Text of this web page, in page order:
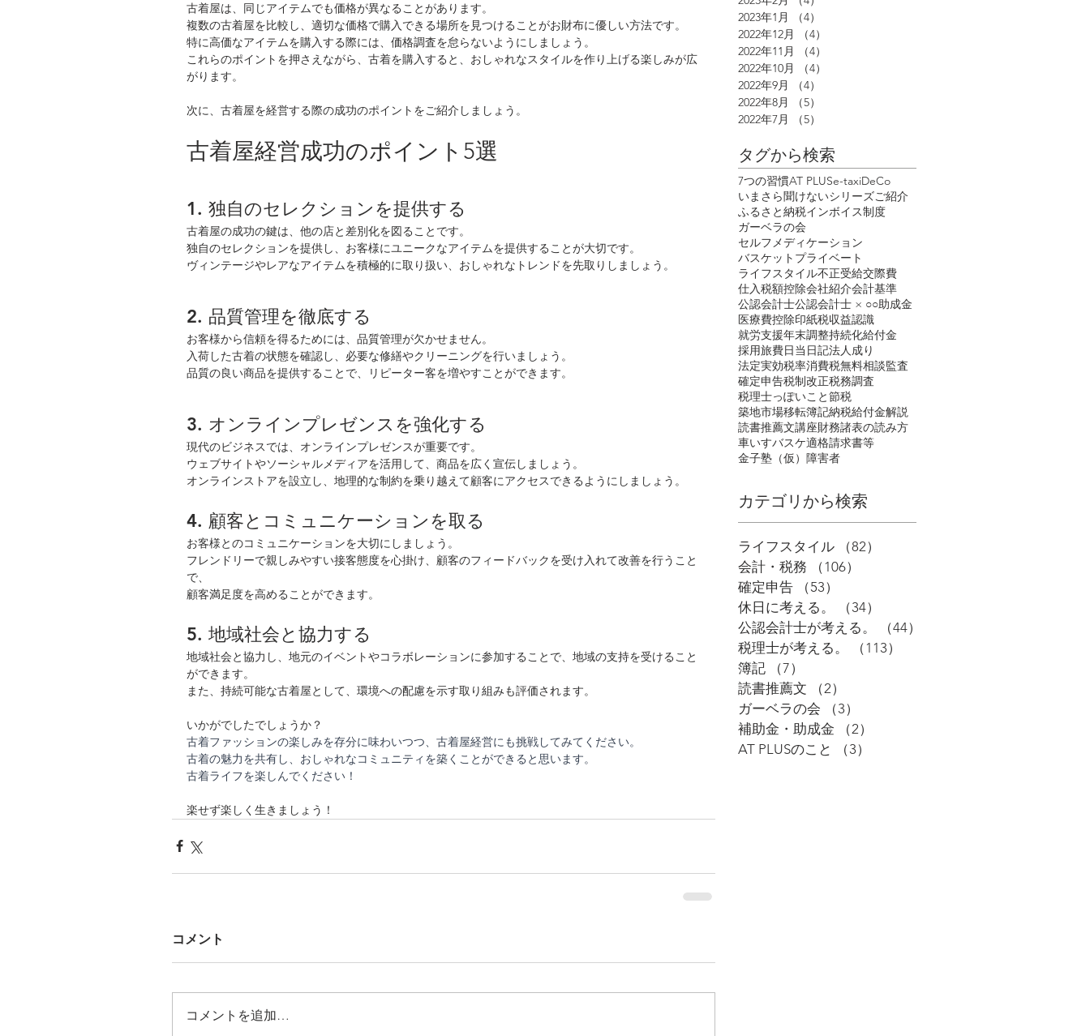
古着屋は、同じアイテムでも価格が異なることがあります。
複数の古着屋を比較し、適切な価格で購入できる場所を見つけることがお財布に優しい方法です。
特に高価なアイテムを購入する際には、価格調査を怠らないようにしましょう。
これらのポイントを押さえながら、古着を購入すると、おしゃれなスタイルを作り上げる楽しみが広
がります。
次に、古着屋を経営する際の成功のポイントをご紹介しましょう。
古着屋経営成功のポイント5選
1. 独自のセレクションを提供する
古着屋の成功の鍵は、他の店と差別化を図ることです。
独自のセレクションを提供し、お客様にユニークなアイテムを提供することが大切です。
ヴィンテージやレアなアイテムを積極的に取り扱い、おしゃれなトレンドを先取りしましょう。
2. 品質管理を徹底する
お客様から信頼を得るためには、品質管理が欠かせません。
入荷した古着の状態を確認し、必要な修繕やクリーニングを行いましょう。
品質の良い商品を提供することで、リピーター客を増やすことができます。
3. オンラインプレゼンスを強化する
現代のビジネスでは、オンラインプレゼンスが重要です。
ウェブサイトやソーシャルメディアを活用して、商品を広く宣伝しましょう。
オンラインストアを設立し、地理的な制約を乗り越えて顧客にアクセスできるようにしましょう。
4. 顧客とコミュニケーションを取る
お客様とのコミュニケーションを大切にしましょう。
フレンドリーで親しみやすい接客態度を心掛け、顧客のフィードバックを受け入れて改善を行うこと
で、
顧客満足度を高めることができます。
5. 地域社会と協力する
地域社会と協力し、地元のイベントやコラボレーションに参加することで、地域の支持を受けること
ができます。
また、持続可能な古着屋として、環境への配慮を示す取り組みも評価されます。
いかがでしたでしょうか？
古着ファッションの楽しみを存分に味わいつつ、古着屋経営にも挑戦してみてください。
古着の魅力を共有し、おしゃれなコミュニティを築くことができると思います。
古着ライフを楽しんでください！
楽せず楽しく生きましょう！
コメント
コメントを追加…
2023年1月
（4）
2022年12月
（4）
2022年11月
（4）
2022年10月
（4）
2022年9月
（4）
2022年8月
（5）
2022年7月
（5）
タグから検索
7つの習慣AT PLUSe-taxiDeCo
いまさら聞けないシリーズご紹介
ふるさと納税インボイス制度
ガーベラの会
セルフメディケーション
バスケット プライベート
ライフスタイル不正受給交際費
仕入税額控除会社紹介会計基準
公認会計士公認会計士 × ○○助成金
医療費控除印紙税収益認識
就労支援年末調整持続化給付金
採用旅費日当 日記法人成り
法定実効税率消費税無料相談監査
確定申告税制改正税務調査
税理士っぽいこと節税
築地市場移転簿記納税給付金解説
読書推薦文講座財務諸表の読み方
車いすバスケ適格請求書等
金子塾（仮） 障害者
​カテゴリから検索
ライフスタイル （82）
会計・税務
（106）
確定申告
（53）
休日に考える。
（34）
公認会計士が考える。
（44）
税理士が考える。
（113）
簿記
（7）
読書推薦文
（2）
ガーベラの会
（3）
補助金・助成金
（2）
AT PLUSのこと
（3）